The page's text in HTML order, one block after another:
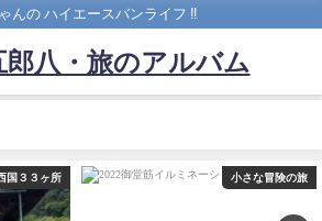
んの ハイエースバンライフ ‼️
郎八・旅のアルバム
国３３ヶ所 小さな冒険の旅